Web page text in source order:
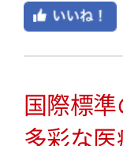
国際標
多彩な